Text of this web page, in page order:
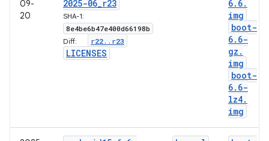
09-
20
2025-06_r23
SHA-1:
8e4be6b47e400d66198b
Diff: r22. . r23
LICENSES
6. 6.
img
boot-
6. 6-
gz .
img
boot-
6. 6-
lz4.
img